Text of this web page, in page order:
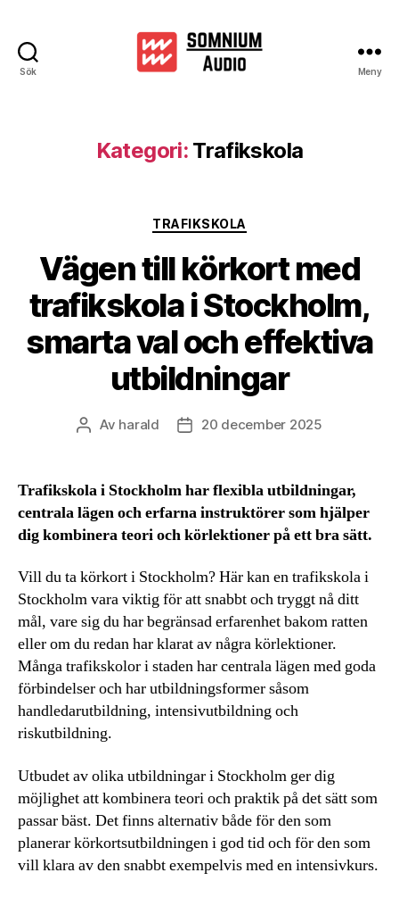
Sök Meny
Kategori: Trafikskola
Kategorier
TRAFIKSKOLA
Vägen till körkort med
trafikskola i Stockholm,
smarta val och effektiva
utbildningar
Inläggsförfattare
Av harald Inläggsdatum
20 december 2025
Trafikskola i Stockholm har flexibla utbildningar,
centrala lägen och erfarna instruktörer som hjälper
dig kombinera teori och körlektioner på ett bra sätt.
Vill du ta körkort i Stockholm? Här kan en trafikskola i
Stockholm vara viktig för att snabbt och tryggt nå ditt
mål, vare sig du har begränsad erfarenhet bakom ratten
eller om du redan har klarat av några körlektioner.
Många trafikskolor i staden har centrala lägen med goda
förbindelser och har utbildningsformer såsom
handledarutbildning, intensivutbildning och
riskutbildning.
Utbudet av olika utbildningar i Stockholm ger dig
möjlighet att kombinera teori och praktik på det sätt som
passar bäst. Det finns alternativ både för den som
planerar körkortsutbildningen i god tid och för den som
vill klara av den snabbt exempelvis med en intensivkurs.